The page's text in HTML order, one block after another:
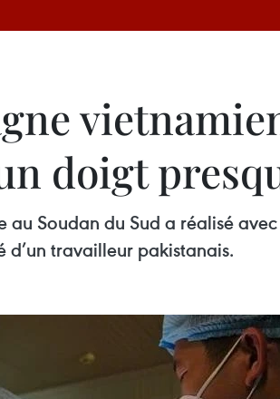
doigt
Soudan du Sud a réalisé
travailleur pakistanais.